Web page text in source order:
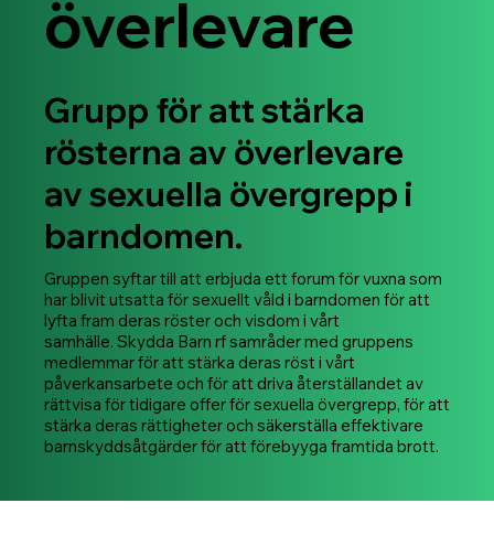
överlevare
​Grupp för att stärka
rösterna av överlevare
av sexuella övergrepp i
barndomen.
Gruppen syftar till att erbjuda ett forum för vuxna som
har blivit utsatta för sexuellt våld i barndomen för att
lyfta fram deras röster och visdom i vårt
samhälle. Skydda Barn rf samråder med gruppens
medlemmar för att stärka deras röst i vårt
påverkansarbete och för att driva återställandet av
rättvisa för tidigare offer för sexuella övergrepp, för att
stärka deras rättigheter och säkerställa effektivare
barnskyddsåtgärder för att förebyyga framtida brott.